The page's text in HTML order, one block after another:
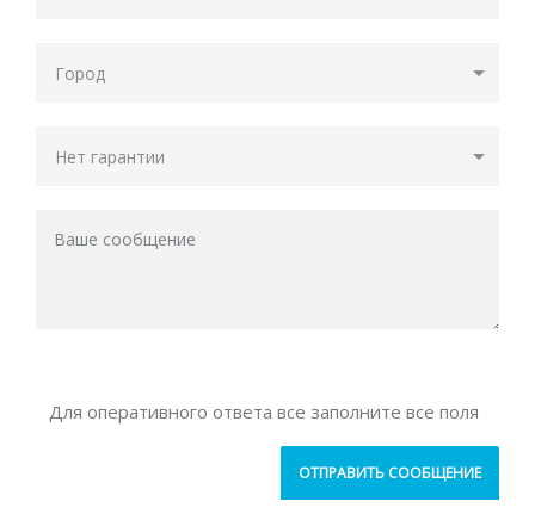
Для оперативного ответа все заполните все поля